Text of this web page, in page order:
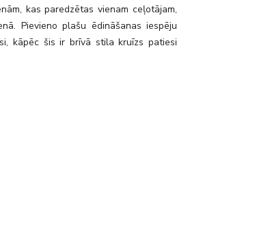
kas paredzētas vienam ceļotājam,
Pievieno plašu ēdināšanas iespēju
kāpēc šis ir brīvā stila kruīzs patiesi